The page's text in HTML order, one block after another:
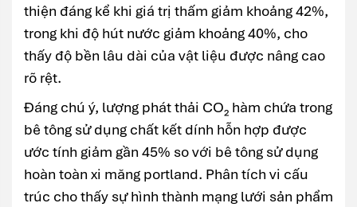
thiện đáng kể khi giá trị thấm giảm khoảng 42%,
trong khi độ hút nước giảm khoảng 40%, cho
thấy độ bền lâu dài của vật liệu được nâng cao
rõ rệt.
Đáng chú ý, lượng phát thải CO₂ hàm chứa trong
bê tông sử dụng chất kết dính hỗn hợp được
ước tính giảm gần 45% so với bê tông sử dụng
hoàn toàn xi măng portland. Phân tích vi cấu
trúc cho thấy sự hình thành mạng lưới sản phẩm